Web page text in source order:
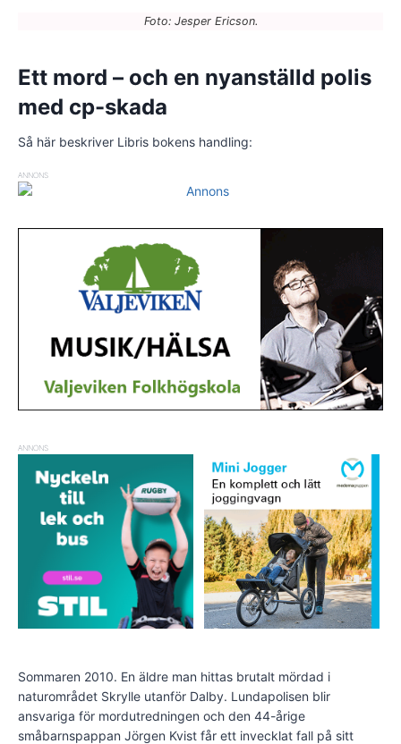
Foto: Jesper Ericson.
Ett mord – och en nyanställd polis
med cp-skada
Så här beskriver Libris bokens handling:
ANNONS
ANNONS
Sommaren 2010. En äldre man hittas brutalt mördad i
naturområdet Skrylle utanför Dalby. Lundapolisen blir
ansvariga för mordutredningen och den 44-årige
småbarnspappan Jörgen Kvist får ett invecklat fall på sitt